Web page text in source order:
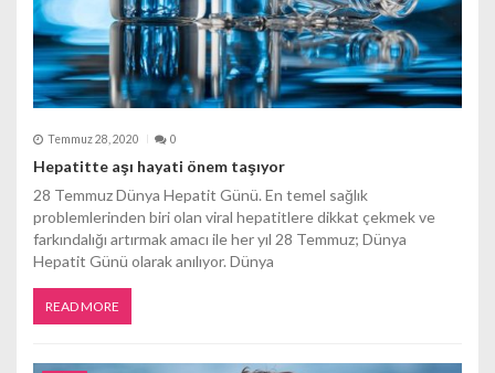
Temmuz 28, 2020 0
Hepatitte aşı hayati önem taşıyor
28 Temmuz Dünya Hepatit Günü. En temel sağlık
problemlerinden biri olan viral hepatitlere dikkat çekmek ve
farkındalığı artırmak amacı ile her yıl 28 Temmuz; Dünya
Hepatit Günü olarak anılıyor. Dünya
READ MORE